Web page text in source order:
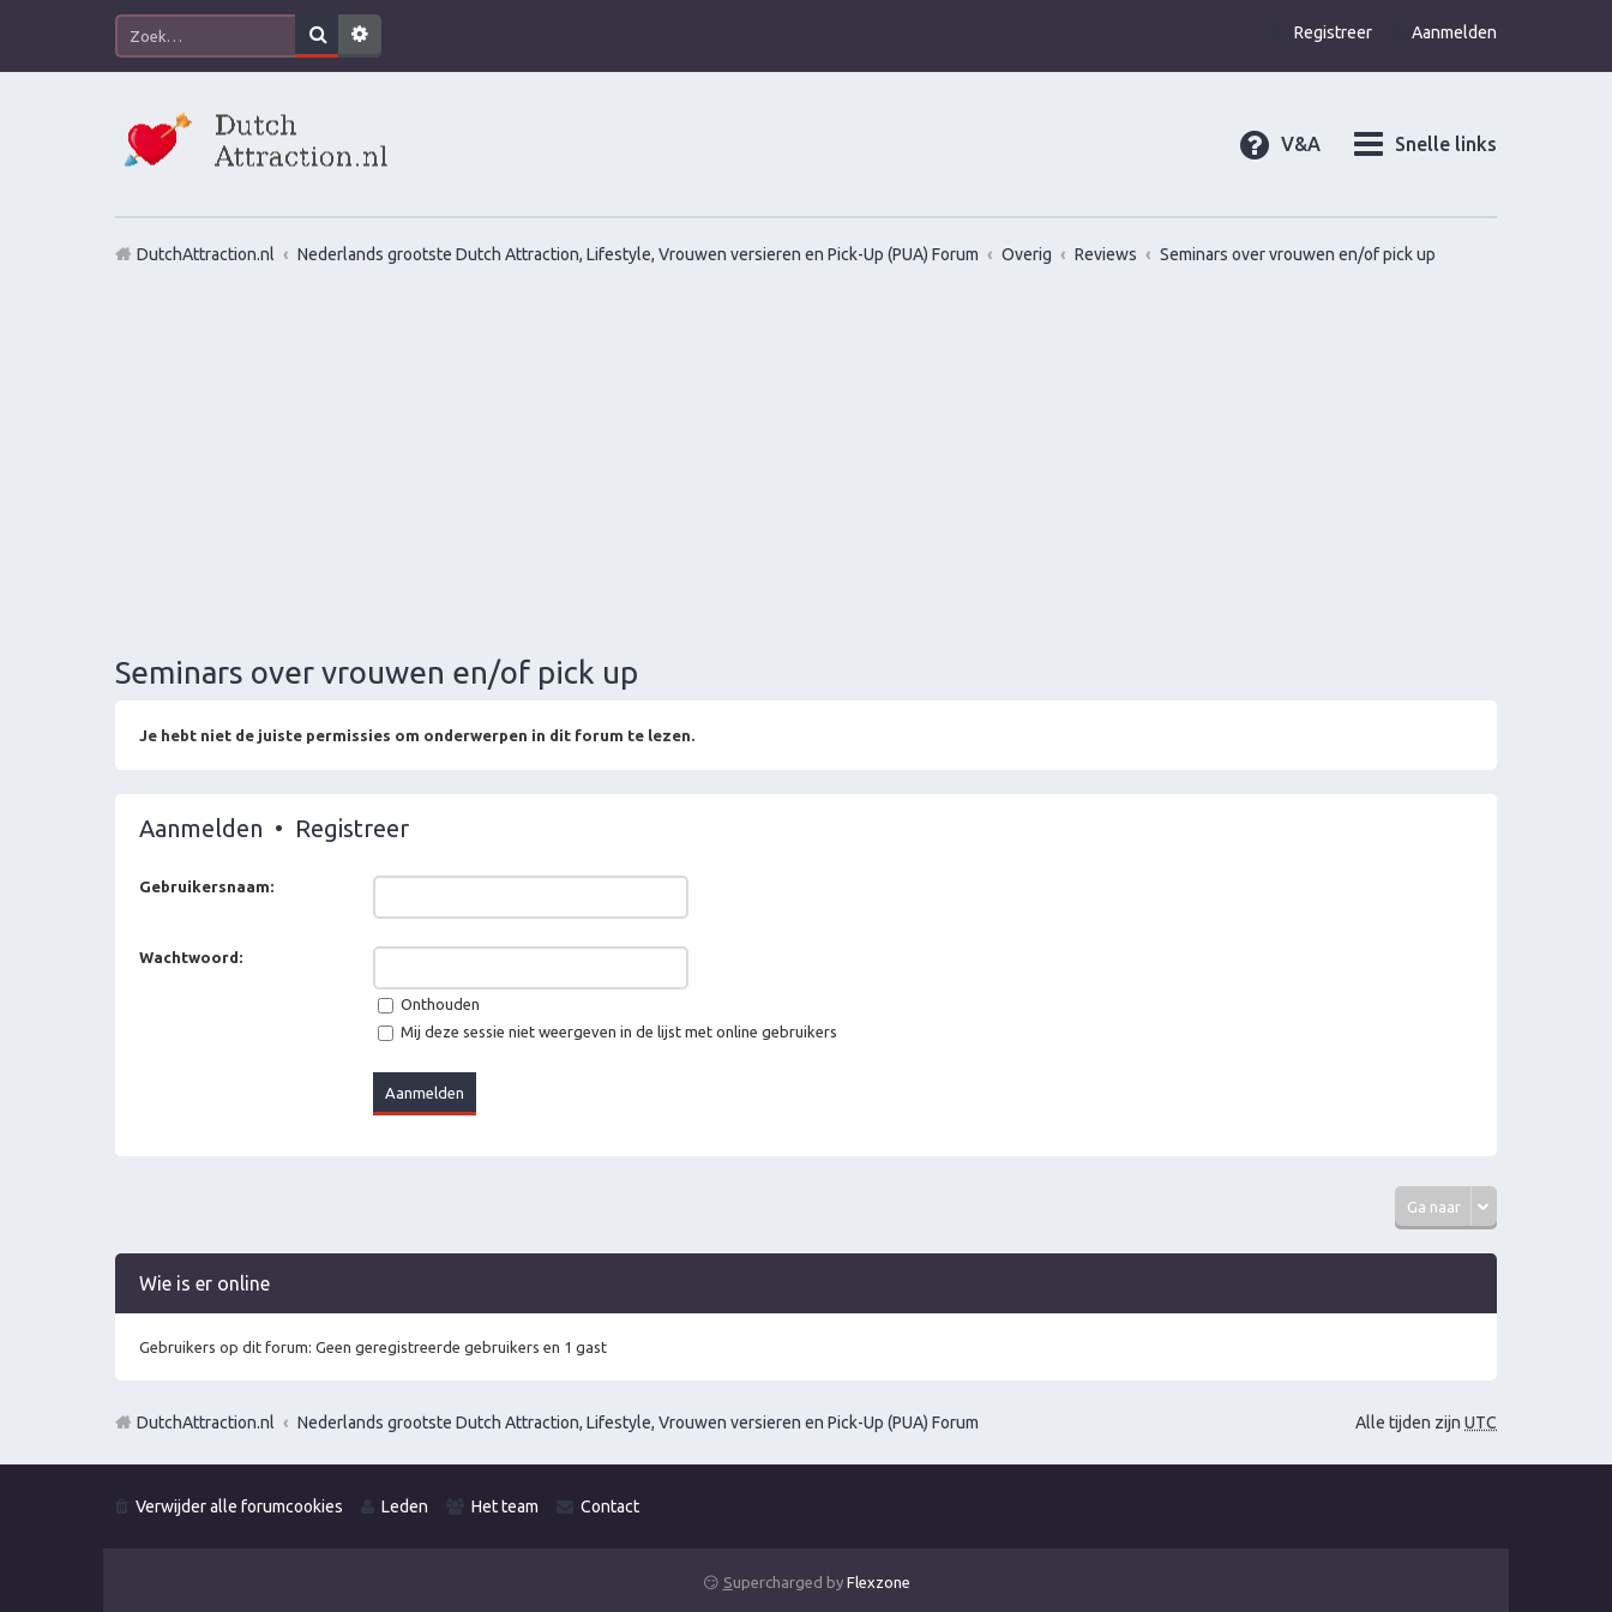
Aanmelden
Registreer
Snelle links
V&A
DutchAttraction.nl Nederlands grootste Dutch Attraction, Lifestyle, Vrouwen versieren en Pick-Up (PUA) Forum Overig Reviews Seminars over vrouwen en/of pick up
Seminars over vrouwen en/of pick up
Je hebt niet de juiste permissies om onderwerpen in dit forum te lezen.
Aanmelden • Registreer
Gebruikersnaam:
Wachtwoord:
Onthouden
Mij deze sessie niet weergeven in de lijst met online gebruikers
Ga naar
Wie is er online
Gebruikers op dit forum: Geen geregistreerde gebruikers en 1 gast
Alle tijden zijn UTC
DutchAttraction.nl Nederlands grootste Dutch Attraction, Lifestyle, Vrouwen versieren en Pick-Up (PUA) Forum
Verwijder alle forumcookies Leden Het team Contact
😏 Supercharged by Flexzone